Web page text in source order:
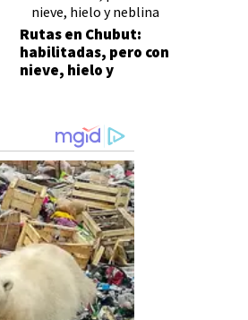
Rutas en Chubut:
habilitadas, pero con
nieve, hielo y